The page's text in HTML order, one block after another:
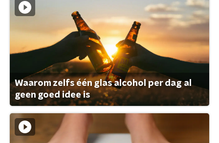
Waarom zelfs één glas alcohol per dag al
geen goed idee is